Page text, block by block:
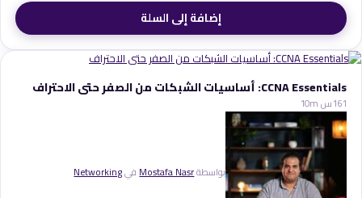
إضافة إلى السلة
CCNA Essentials: أساسيات الشبكات من الصفر حتى الاحتراف
116س 10m
بواسطةMostafa NasrفيNetworking